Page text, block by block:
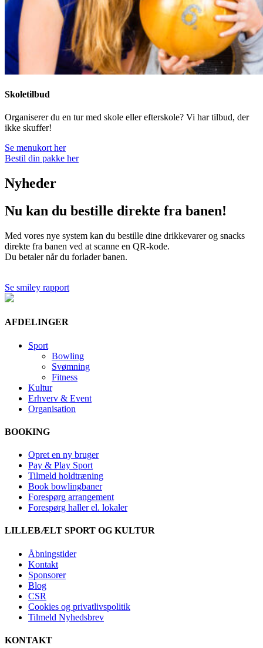
Skoletilbud
Organiserer du en tur med skole eller efterskole? Vi har tilbud, der
ikke skuffer!
Se menukort her
Bestil din pakke her
Nyheder
Nu kan du bestille direkte fra banen!
Med vores nye system kan du bestille dine drikkevarer og snacks
direkte fra banen ved at scanne en QR-kode.
Du betaler når du forlader banen.
Se smiley rapport
AFDELINGER
Sport
Bowling
Svømning
Fitness
Kultur
Erhverv & Event
Organisation
BOOKING
Opret en ny bruger
Pay & Play Sport
Tilmeld holdtræning
Book bowlingbaner
Forespørg arrangement
Forespørg haller el. lokaler
LILLEBÆLT SPORT OG KULTUR
Åbningstider
Kontakt
Sponsorer
Blog
CSR
Cookies og privatlivspolitik
Tilmeld Nyhedsbrev
KONTAKT